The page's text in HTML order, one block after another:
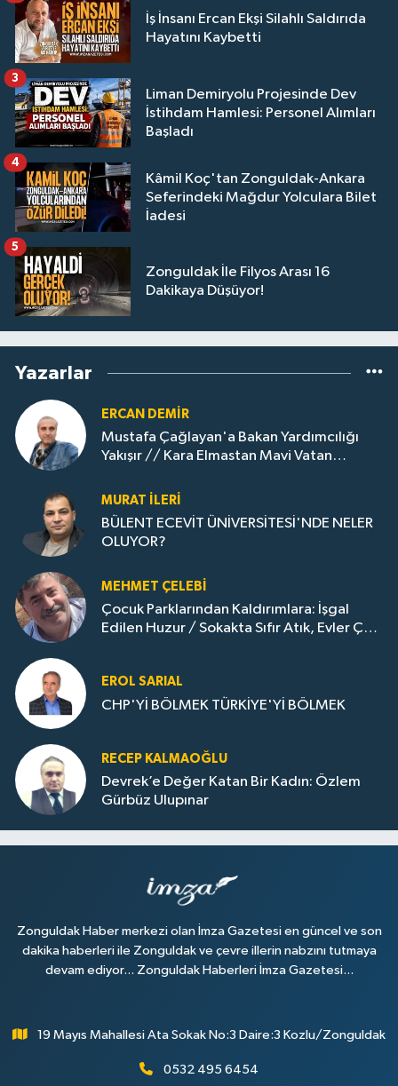
İş İnsanı Ercan Ekşi Silahlı Saldırıda
Hayatını Kaybetti
Liman Demiryolu Projesinde Dev
İstihdam Hamlesi: Personel Alımları
Başladı
3
Kâmil Koç'tan Zonguldak-Ankara
Seferindeki Mağdur Yolculara Bilet
İadesi
4
Zonguldak İle Filyos Arası 16
Dakikaya Düşüyor!
5
Yazarlar
ERCAN DEMIR
Mustafa Çağlayan'a Bakan Yardımcılığı
Yakışır // ​Kara Elmastan Mavi Vatan
MURAT İLERI
BÜLENT ECEVİT ÜNİVERSİTESİ'NDE NELER
OLUYOR?
MEHMET ÇELEBI
Çocuk Parklarından Kaldırımlara: İşgal
Edilen Huzur / Sokakta Sıfır Atık, Evler Çöp
EROL SARIAL
CHP'Yİ BÖLMEK TÜRKİYE'Yİ BÖLMEK
RECEP KALMAOĞLU
Devrek’e Değer Katan Bir Kadın: Özlem
Gürbüz Ulupınar
Zonguldak Haber merkezi olan İmza Gazetesi en güncel ve son
dakika haberleri ile Zonguldak ve çevre illerin nabzını tutmaya
devam ediyor... Zonguldak Haberleri İmza Gazetesi...
19 Mayıs Mahallesi Ata Sokak No:3 Daire:3 Kozlu/Zonguldak
0532 495 6454